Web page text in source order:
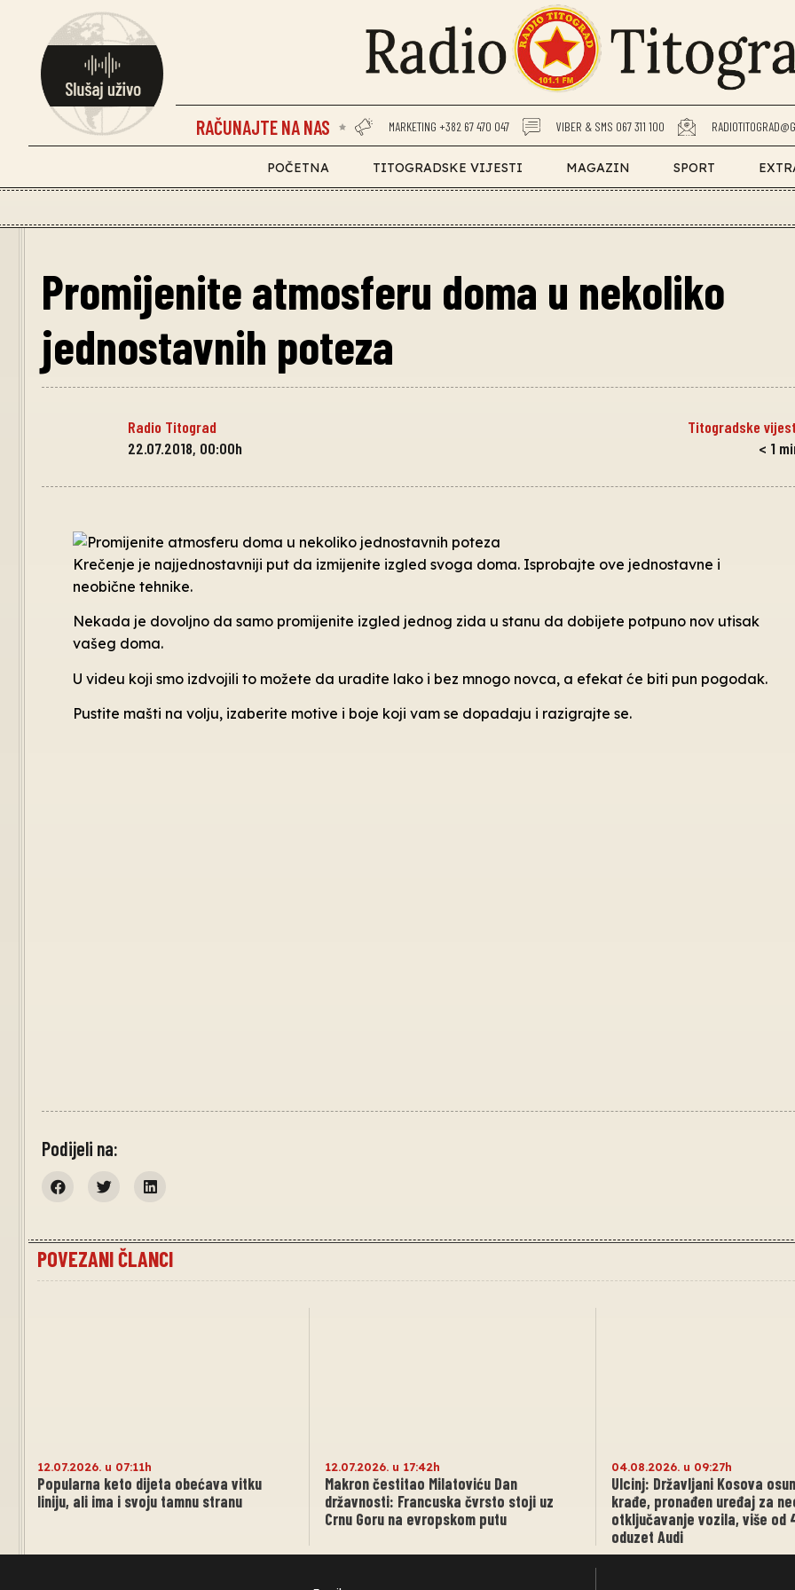
RAČUNAJTE NA NAS MARKETING +382 67 470 047 VIBER & SMS 067 311 100
POČETNA TITOGRADSKE VIJESTI MAGAZIN SPORT
Promijenite atmosferu doma u nekoliko
jednostavnih poteza
Radio Titograd
Titogradske
22.07.2018, 00:00h
< 1
Krečenje je najjednostavniji put da izmijenite izgled svoga doma. Isprobajte ove jednostavne i
neobične tehnike.
Nekada je dovoljno da samo promijenite izgled jednog zida u stanu da dobijete potpuno nov utisak
vašeg doma.
U videu koji smo izdvojili to možete da uradite lako i bez mnogo novca, a efekat će biti pun pogodak.
Pustite mašti na volju, izaberite motive i boje koji vam se dopadaju i razigrajte se.
Podijeli na:
POVEZANI ČLANCI
12.07.2026. u 07:11h
Popularna keto dijeta obećava vitku
liniju, ali ima i svoju tamnu stranu
12.07.2026. u 17:42h
Makron čestitao Milatoviću Dan
državnosti: Francuska čvrsto stoji uz
Crnu Goru na evropskom putu
04.08.2026. u 09:27h
Ulcinj: Državljani Kosova
krađe, pronađen uređaj za
otključavanje vozila, više od
oduzet Audi